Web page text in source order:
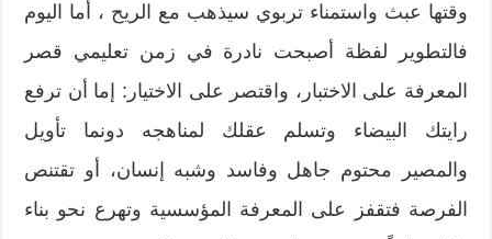
وقتها عبث واستمناء تربوي سيذهب مع الريح ، أما اليوم
فالتطوير لفظة أصبحت نادرة في زمن تعليمي قصر
المعرفة على الاختبار، واقتصر على الاختيار: إما أن ترفع
رايتك البيضاء وتسلم عقلك لمناهجه دونما تأويل
والمصير محتوم جاهل وفاسد وشبه إنسان، أو تقتنص
الفرصة فتقفز على المعرفة المؤسسية وتهرع نحو بناء